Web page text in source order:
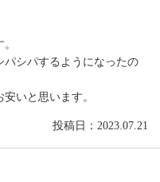
シパするようになったの
いと思います。
投稿日：2023.07.21